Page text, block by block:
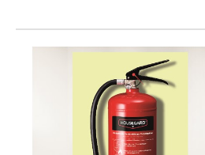
Det efterlysand